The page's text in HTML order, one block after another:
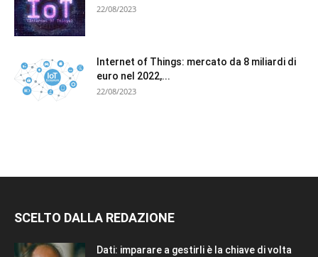
22/08/2023
Internet of Things: mercato da 8 miliardi di
euro nel 2022,...
22/08/2023
SCELTO DALLA REDAZIONE
Dati: imparare a gestirli è la chiave di volta